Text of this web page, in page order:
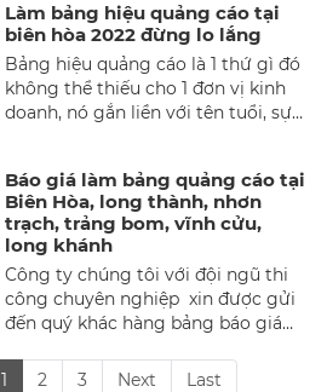
Hòa. Đơn vị chuyên nhận làm bảng
quảng cáo, bảng tên công ty mọi
hình thức, mọi kích cỡ trên toàn
Tphcm và các tỉnh lân cận.
Làm bảng hiệu quảng cáo tại
biên hòa 2022 đừng lo lắng
Bảng hiệu quảng cáo là 1 thứ gì đó
không thể thiếu cho 1 đơn vị kinh
doanh, nó gắn liền với tên tuổi, sự
đơn thuần là 1 tấm bảng chỉ để gây
sự chú ý hay tìm kiếm khách hàng
mà nó đại diện cho hy vọng, là
niềm tin và là sự tự hào của 1 con
người hay cả 1 tổ chức trong suốt 1
quá trình cố gắng.
Báo giá làm bảng quảng cáo tại
Biên Hòa, long thành, nhơn
trạch, trảng bom, vĩnh cửu,
long khánh
Công ty chúng tôi với đội ngũ thi
công chuyên nghiệp xin được gửi
đến quý khác hàng bảng báo giá
bảng hiệu tại Biên Hòa Đồng Nai.
1 2 3 Next Last